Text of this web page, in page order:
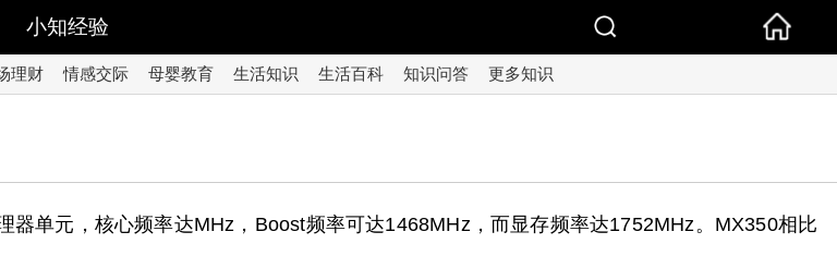
小知经验
理财 情感交际 母婴教育 生活知识 生活百科 知识问答 更多知识
单元，核心频率达MHz，Boost频率可达1468MHz，而显存频率达1752MHz。MX350相比